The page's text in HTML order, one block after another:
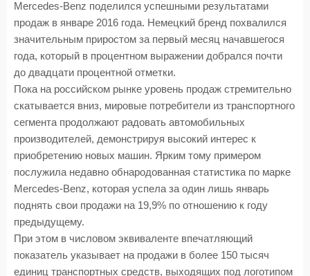
Mercedes-Benz поделился успешными результатами
продаж в январе 2016 года. Немецкий бренд похвалился
значительным приростом за первый месяц начавшегося
года, который в процентном выражении добрался почти
до двадцати процентной отметки.
Пока на российском рынке уровень продаж стремительно
скатывается вниз, мировые потребители из транспортного
сегмента продолжают радовать автомобильных
производителей, демонстрируя высокий интерес к
приобретению новых машин. Ярким тому примером
послужила недавно обнародованная статистика по марке
Mercedes-Benz, которая успела за один лишь январь
поднять свои продажи на 19,9% по отношению к году
предыдущему.
При этом в числовом эквиваленте впечатляющий
показатель указывает на продажи в более 150 тысяч
единиц транспортных средств, выходящих под логотипом